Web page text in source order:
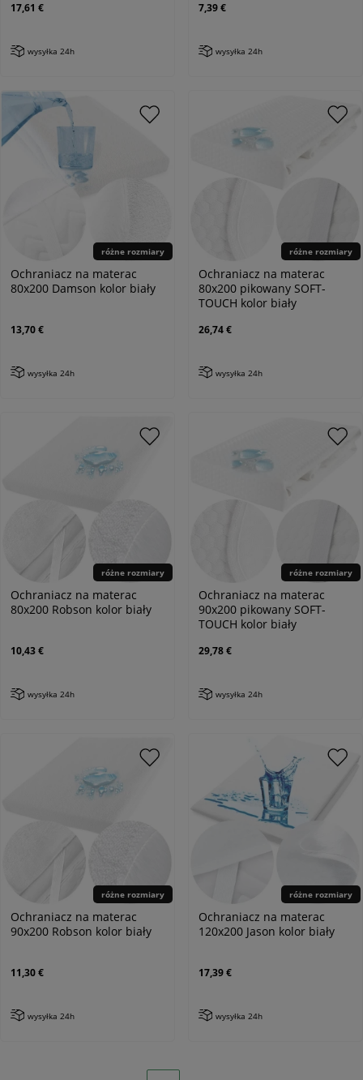
17,61 €
wysyłka 24h
7,39 €
wysyłka 24h
różne rozmiary
Ochraniacz na materac
80x200 Damson kolor biały
13,70 €
wysyłka 24h
różne rozmiary
Ochraniacz na materac
80x200 pikowany SOFT-
TOUCH kolor biały
26,74 €
wysyłka 24h
różne rozmiary
Ochraniacz na materac
80x200 Robson kolor biały
10,43 €
wysyłka 24h
różne rozmiary
Ochraniacz na materac
90x200 pikowany SOFT-
TOUCH kolor biały
29,78 €
wysyłka 24h
różne rozmiary
Ochraniacz na materac
90x200 Robson kolor biały
11,30 €
wysyłka 24h
różne rozmiary
Ochraniacz na materac
120x200 Jason kolor biały
17,39 €
wysyłka 24h